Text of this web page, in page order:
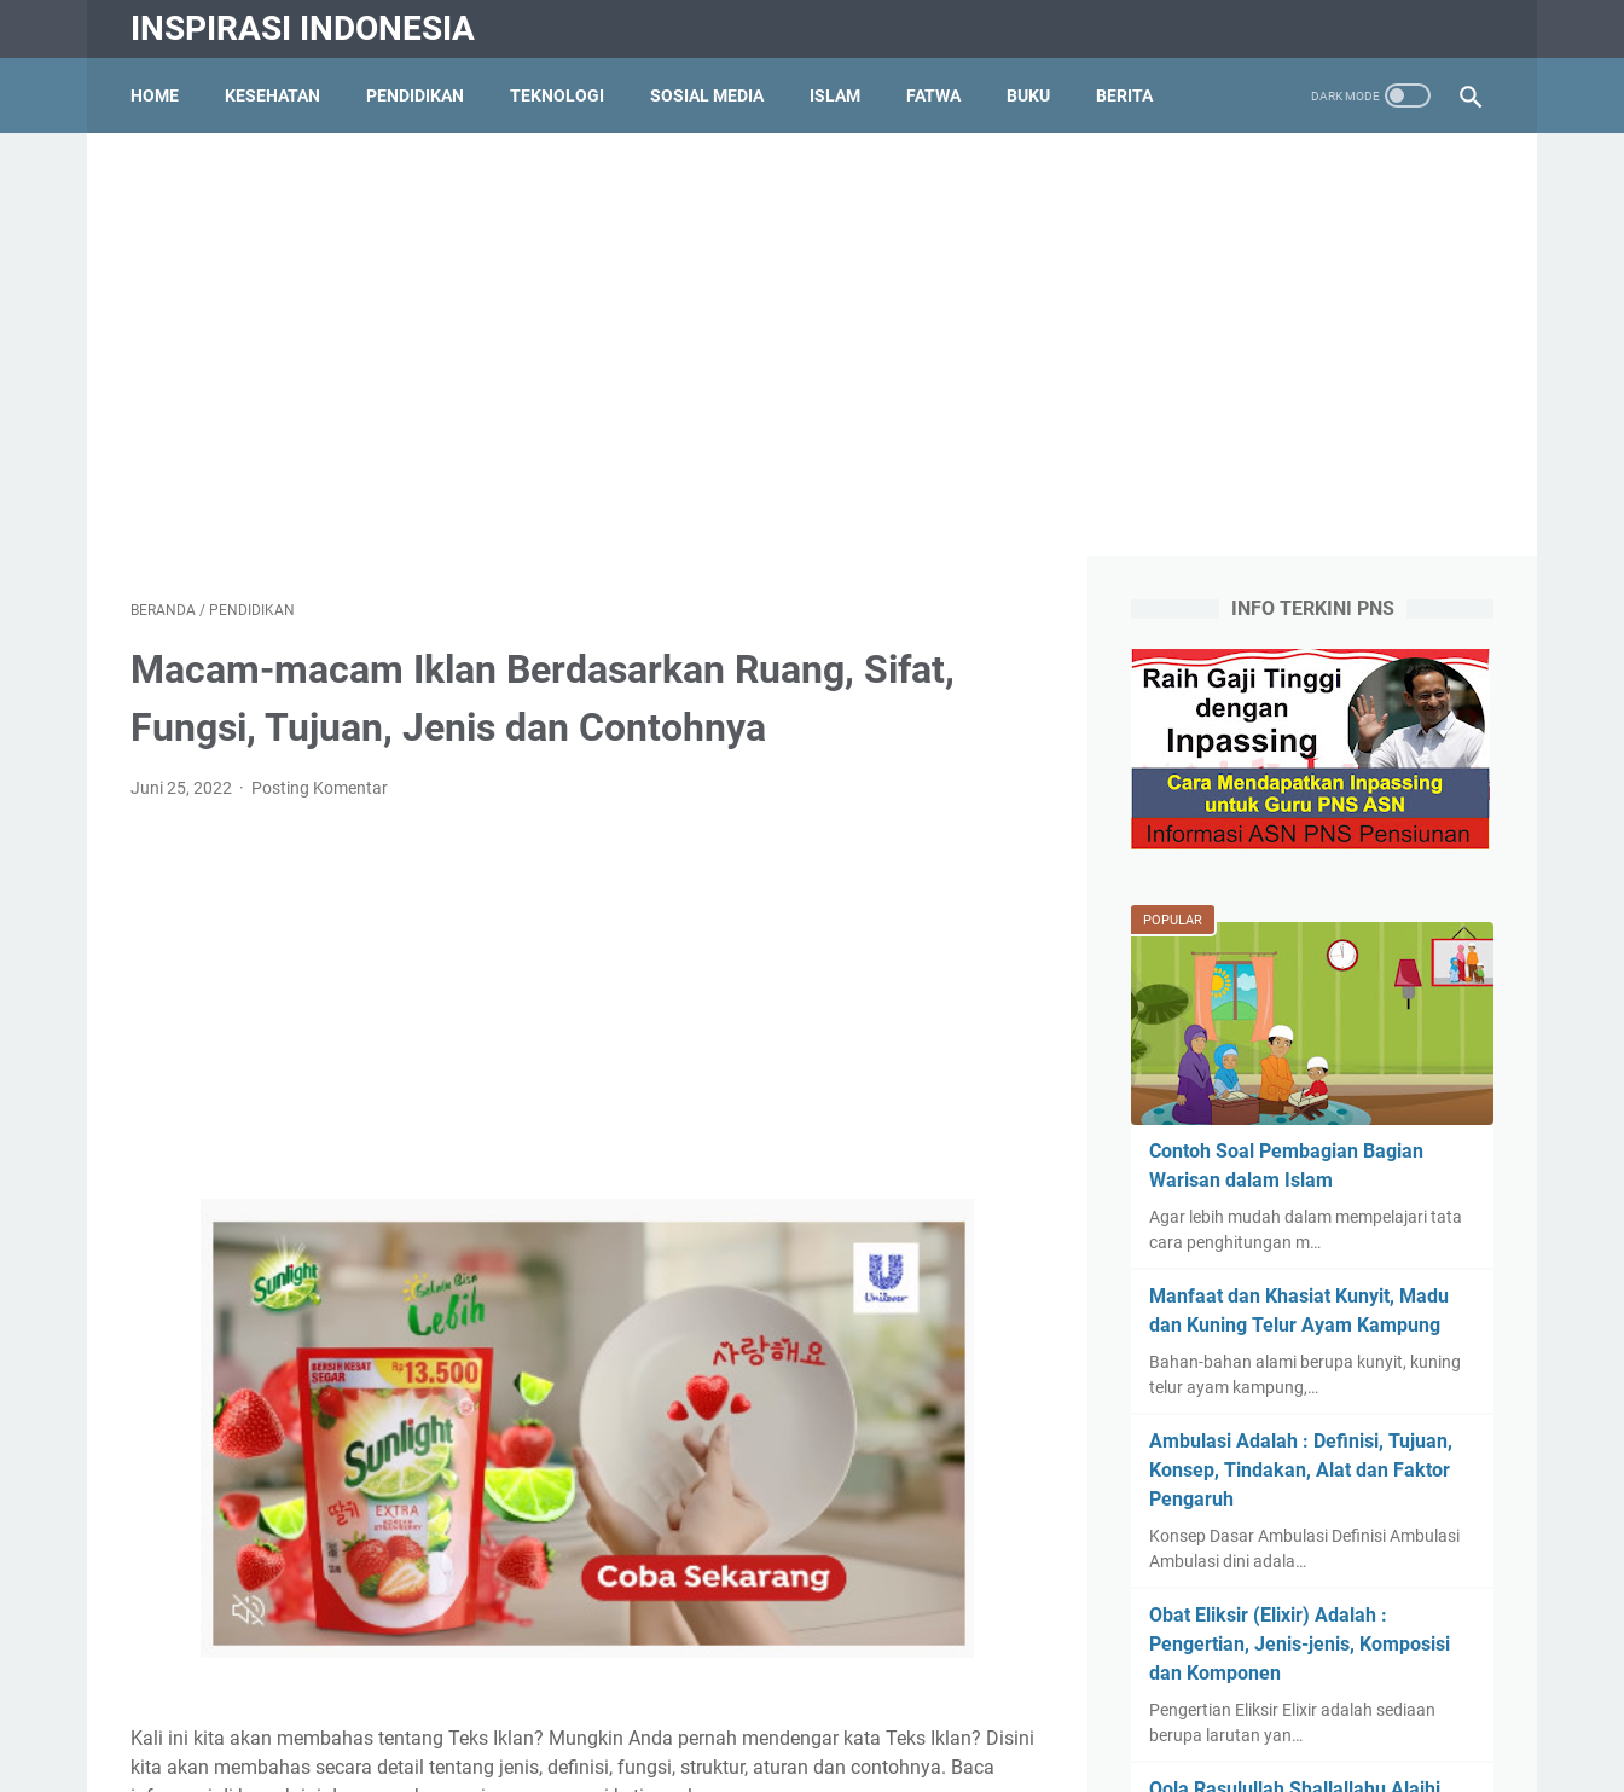
INSPIRASI INDONESIA
HOME KESEHATAN PENDIDIKAN TEKNOLOGI SOSIAL MEDIA ISLAM FATWA BUKU BERITA
BERANDA / PENDIDIKAN
Macam-macam Iklan Berdasarkan Ruang, Sifat,
Fungsi, Tujuan, Jenis dan Contohnya
Juni 25, 2022 Posting Komentar
Kali ini kita akan membahas tentang Teks Iklan? Mungkin Anda pernah mendengar kata Teks Iklan? Disini
kita akan membahas secara detail tentang jenis, definisi, fungsi, struktur, aturan dan contohnya. Baca
INFO TERKINI PNS
POPULAR
Contoh Soal Pembagian Bagian
Warisan dalam Islam
Agar lebih mudah dalam mempelajari tata
cara penghitungan m…
Manfaat dan Khasiat Kunyit, Madu
dan Kuning Telur Ayam Kampung
Bahan-bahan alami berupa kunyit, kuning
telur ayam kampung,…
Ambulasi Adalah : Definisi, Tujuan,
Konsep, Tindakan, Alat dan Faktor
Pengaruh
Konsep Dasar Ambulasi Definisi Ambulasi
Ambulasi dini adala…
Obat Eliksir (Elixir) Adalah :
Pengertian, Jenis-jenis, Komposisi
dan Komponen
Pengertian Eliksir Elixir adalah sediaan
berupa larutan yan…